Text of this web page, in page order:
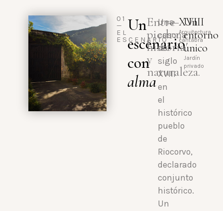
01
—
EL
ESCENARIO
Un
escenario
con
alma
Entre
piedra,
historia
y
naturaleza.
Una
casona
del
siglo
XVIII
en
el
histórico
pueblo
de
Riocorvo,
declarado
conjunto
histórico.
Un
XVIII
Arquitectura
cántabra
Un
entorno
único
Jardín
privado